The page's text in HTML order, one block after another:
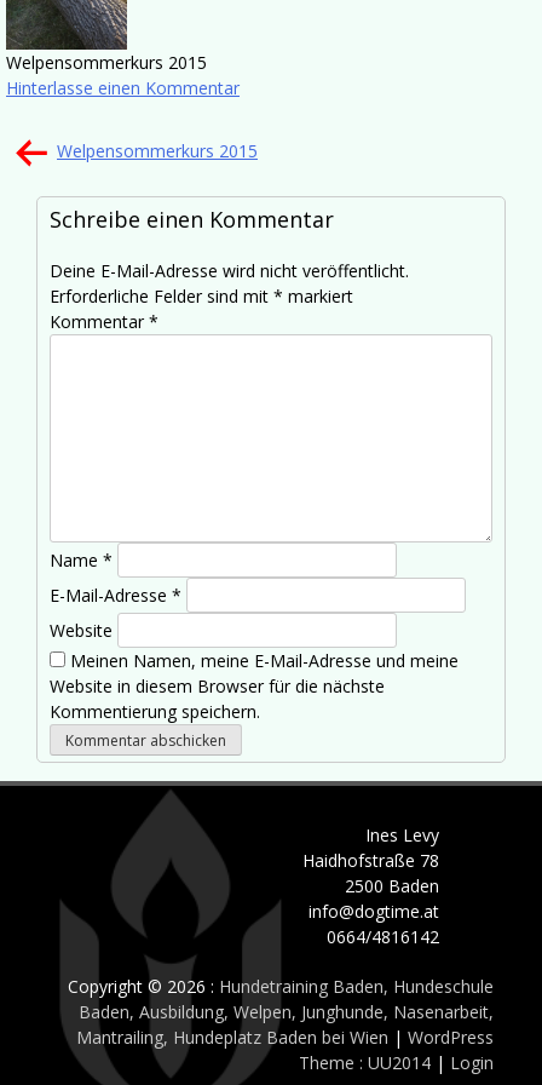
Welpensommerkurs 2015
Hinterlasse einen Kommentar
Beitragsnavigation
Welpensommerkurs 2015
Schreibe einen Kommentar
Deine E-Mail-Adresse wird nicht veröffentlicht.
Erforderliche Felder sind mit * markiert
Kommentar*
Name *
E-Mail-Adresse *
Website
Meinen Namen, meine E-Mail-Adresse und meine
Website in diesem Browser für die nächste
Kommentierung speichern.
Ines Levy
Haidhofstraße 78
2500 Baden
info@dogtime.at
0664/4816142
Copyright © 2026 : Hundetraining Baden, Hundeschule
Baden, Ausbildung, Welpen, Junghunde, Nasenarbeit,
Mantrailing, Hundeplatz Baden bei Wien | WordPress
Theme : UU2014 | Login